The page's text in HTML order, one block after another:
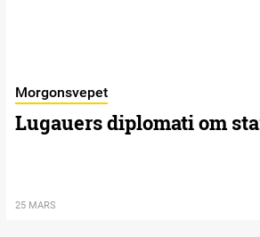
Morgonsvepet
Lugauers diplomati om
25 MARS